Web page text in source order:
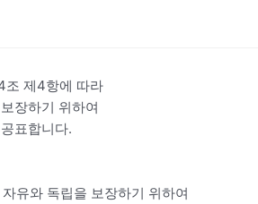
조 제4항에 따라
장하기 위하여
표합니다.
유와 독립을 보장하기 위하여